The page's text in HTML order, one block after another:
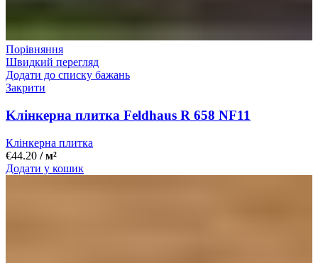
Порівняння
Швидкий перегляд
Додати до списку бажань
Закрити
Kлінкерна плитка Feldhaus R 658 NF11
Клінкерна плитка
€44.20 / м²
Додати у кошик